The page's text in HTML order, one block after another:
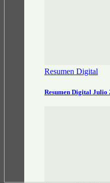
Resumen Digital
Resumen Digital Julio